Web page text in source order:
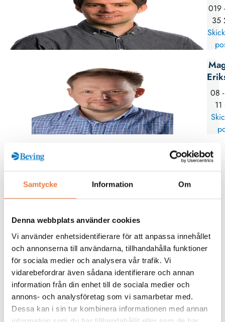
Samtycke Information Om
Denna webbplats använder cookies
Vi använder enhetsidentifierare för att anpassa innehållet
och annonserna till användarna, tillhandahålla funktioner
för sociala medier och analysera vår trafik. Vi
vidarebefordrar även sådana identifierare och annan
information från din enhet till de sociala medier och
annons- och analysföretag som vi samarbetar med.
Dessa kan i sin tur kombinera informationen med annan
019
35
08
Kurskategorier
Från kunskapsbanken